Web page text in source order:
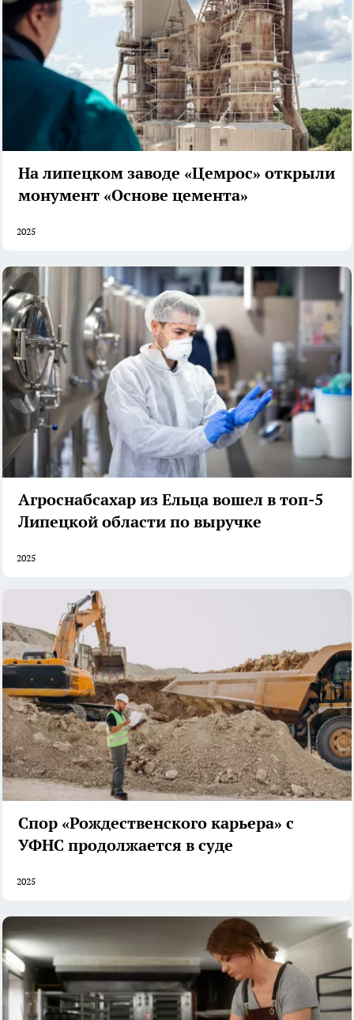
На липецком заводе «Цемрос» открыли
монумент «Основе цемента»
2025
Агроснабсахар из Ельца вошел в топ-5
Липецкой области по выручке
2025
Спор «Рождественского карьера» с
УФНС продолжается в суде
2025